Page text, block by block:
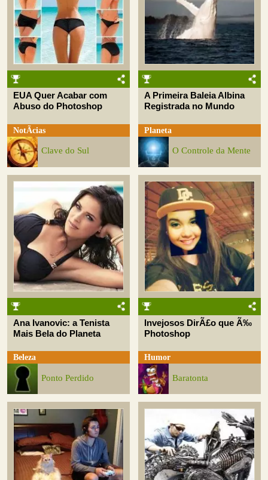
EUA Quer Acabar com
Abuso do Photoshop
NotÃ­cias
Clave do Sul
A Primeira Baleia Albina
Registrada no Mundo
Planeta
O Controle da Mente
Ana Ivanovic: a Tenista
Mais Bela do Planeta
Beleza
Ponto Perdido
Invejosos DirÃ£o que Ã‰
Photoshop
Humor
Baratonta